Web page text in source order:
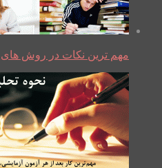
مهم ترین نکات در روش های